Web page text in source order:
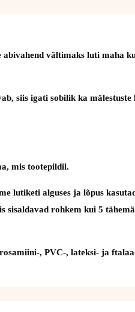
vältimaks luti maha
siis igati sobilik ka mälestuste
mis tootepildil.
lutiketi alguses ja lõpus
rohkem kui 5
, PVC-, lateksi- ja